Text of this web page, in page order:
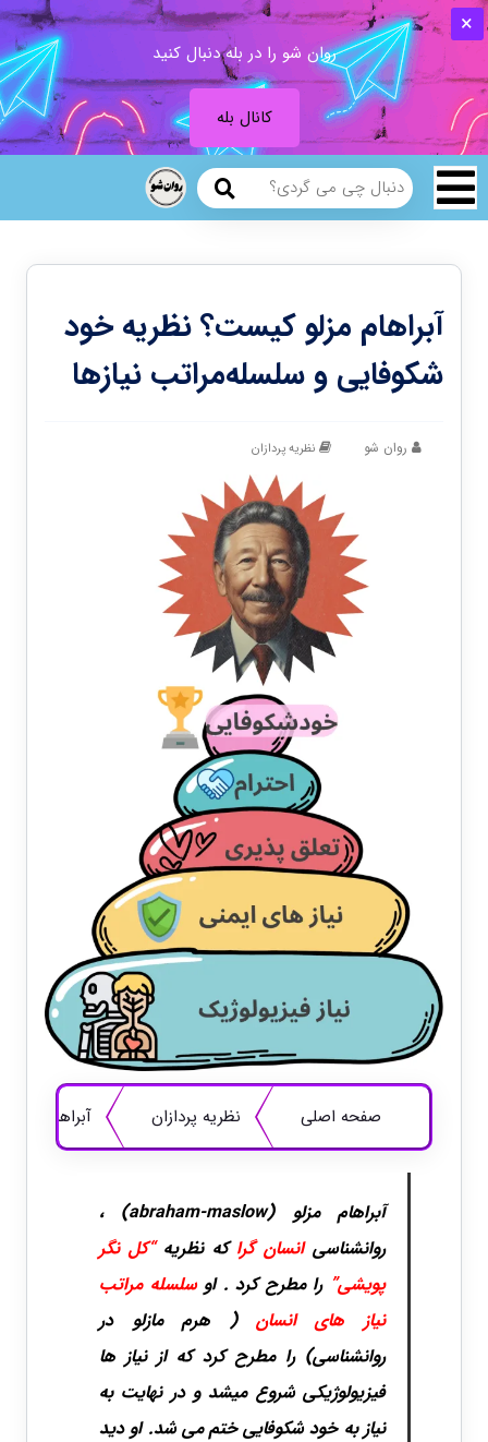
روان شو را در بله دنبال کنید
کانال بله
آبراهام مزلو کیست؟ نظریه خود
شکوفایی و سلسله‌مراتب نیازها
روان شو نظریه پردازان
صفحه اصلی نظریه پردازان آبراهام
آبراهام مزلو (abraham-maslow) ،
روانشناسیانسان گرا که نظریه“کل نگر
پویشی” را مطرح کرد . اوسلسله مراتب
نیاز های انسان ( هرم مازلو در
روانشناسی) را مطرح کرد که از نیاز ها
فیزیولوژیکی شروع میشد و در نهایت به
نیاز به خود شکوفایی ختم می شد. او دید